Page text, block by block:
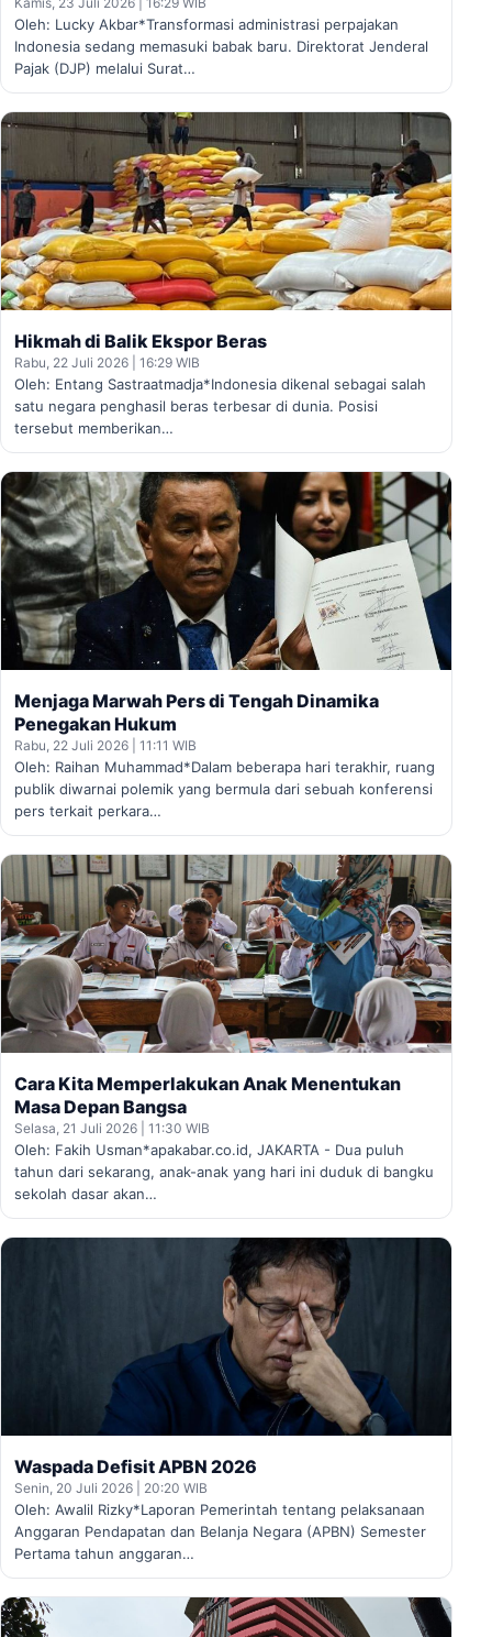
Oleh: Lucky Akbar*Transformasi administrasi perpajakan
Indonesia sedang memasuki babak baru. Direktorat Jenderal
Pajak (DJP) melalui Surat…
Hikmah di Balik Ekspor Beras
Rabu, 22 Juli 2026 | 16:29 WIB
Oleh: Entang Sastraatmadja*Indonesia dikenal sebagai salah
satu negara penghasil beras terbesar di dunia. Posisi
tersebut memberikan…
Menjaga Marwah Pers di Tengah Dinamika
Penegakan Hukum
Rabu, 22 Juli 2026 | 11:11 WIB
Oleh: Raihan Muhammad*Dalam beberapa hari terakhir, ruang
publik diwarnai polemik yang bermula dari sebuah konferensi
pers terkait perkara…
Cara Kita Memperlakukan Anak Menentukan
Masa Depan Bangsa
Selasa, 21 Juli 2026 | 11:30 WIB
Oleh: Fakih Usman*apakabar.co.id, JAKARTA - Dua puluh
tahun dari sekarang, anak-anak yang hari ini duduk di bangku
sekolah dasar akan…
Waspada Defisit APBN 2026
Senin, 20 Juli 2026 | 20:20 WIB
Oleh: Awalil Rizky*Laporan Pemerintah tentang pelaksanaan
Anggaran Pendapatan dan Belanja Negara (APBN) Semester
Pertama tahun anggaran…